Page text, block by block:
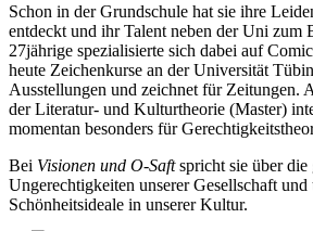
Schon in der Grundschule hat sie ihre
entdeckt und ihr Talent neben der Uni zum
27jährige spezialisierte sich dabei auf
heute Zeichenkurse an der Universität
Ausstellungen und zeichnet für Zeitungen.
der Literatur- und Kulturtheorie (Master)
momentan besonders für
Bei Visionen und O-Saftspricht sie über die
Ungerechtigkeiten unserer Gesellschaft und
Schönheitsideale in unserer Kultur.